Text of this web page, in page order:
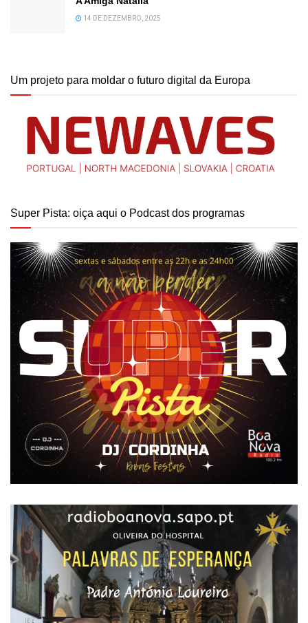
14 DE DEZEMBRO, 2025
Um projeto para moldar o futuro digital da Europa
Super Pista: oiça aqui o Podcast dos programas